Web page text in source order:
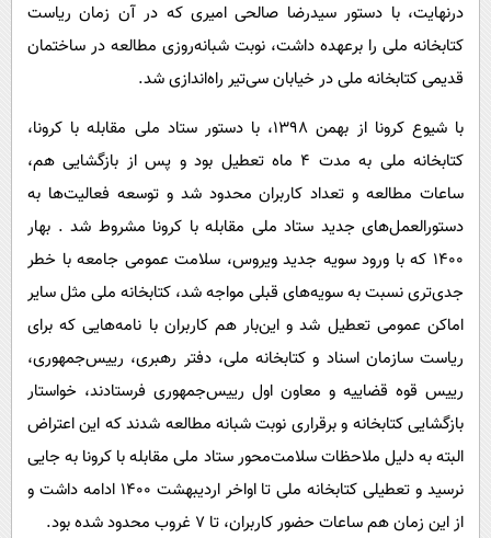
درنهایت، با دستور سیدرضا صالحی امیری که در آن زمان ریاست
کتابخانه ملی را برعهده داشت، نوبت شبانه‌روزی مطالعه در ساختمان
قدیمی کتابخانه ملی در خیابان سی‌تیر راه‌اندازی شد.
با شیوع کرونا از بهمن 1398، با دستور ستاد ملی مقابله با کرونا،
کتابخانه ملی به مدت 4 ماه تعطیل بود و پس از بازگشایی هم،
ساعات مطالعه و تعداد کاربران محدود شد و توسعه فعالیت‌ها به
دستور‌العمل‌های جدید ستاد ملی مقابله با کرونا مشروط شد . بهار
1400 که با ورود سویه جدید ویروس، سلامت عمومی جامعه با خطر
جدی‌تری نسبت به سویه‌های قبلی مواجه شد، کتابخانه ملی مثل سایر
اماکن عمومی تعطیل شد و این‌بار هم کاربران با نامه‌هایی که برای
ریاست سازمان اسناد و کتابخانه ملی، دفتر رهبری، رییس‌جمهوری،
رییس قوه قضاییه و معاون اول رییس‌جمهوری فرستادند، خواستار
بازگشایی کتابخانه و برقراری نوبت شبانه مطالعه شدند که این اعتراض
البته به دلیل ملاحظات سلامت‌محور ستاد ملی مقابله با کرونا به جایی
نرسید و تعطیلی کتابخانه ملی تا اواخر اردیبهشت 1400 ادامه داشت و
از این زمان هم ساعات حضور کاربران، تا 7 غروب محدود شده بود.